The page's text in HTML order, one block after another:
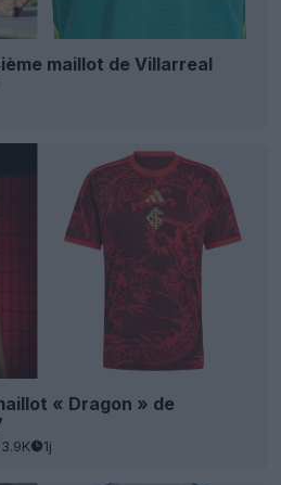
maillot de Villarreal
« Dragon » de
3.9K 1j